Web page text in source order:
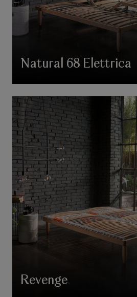
Natural 68 Elettrica
Revenge